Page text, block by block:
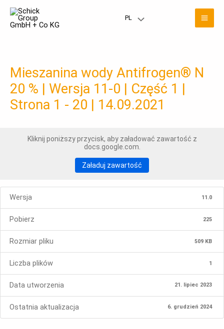
treści
PL Przełączanie
Mieszanina wody Antifrogen® N
20 % | Wersja 11-0 | Część 1 |
Strona 1 - 20 | 14.09.2021
Kliknij poniższy przycisk, aby załadować zawartość z
docs.google.com.
Załaduj zawartość
Wersja 11.0
Pobierz 225
Rozmiar pliku 509 KB
Liczba plików 1
Data utworzenia 21. lipiec 2023
Ostatnia aktualizacja 6. grudzień 2024